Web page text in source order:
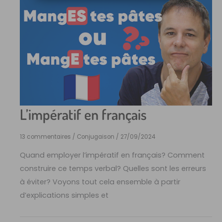
L’impératif en français
13 commentaires / Conjugaison / 27/09/2024
Quand employer l’impératif en français? Comment
construire ce temps verbal? Quelles sont les erreurs
à éviter? Voyons tout cela ensemble à partir
d’explications simples et